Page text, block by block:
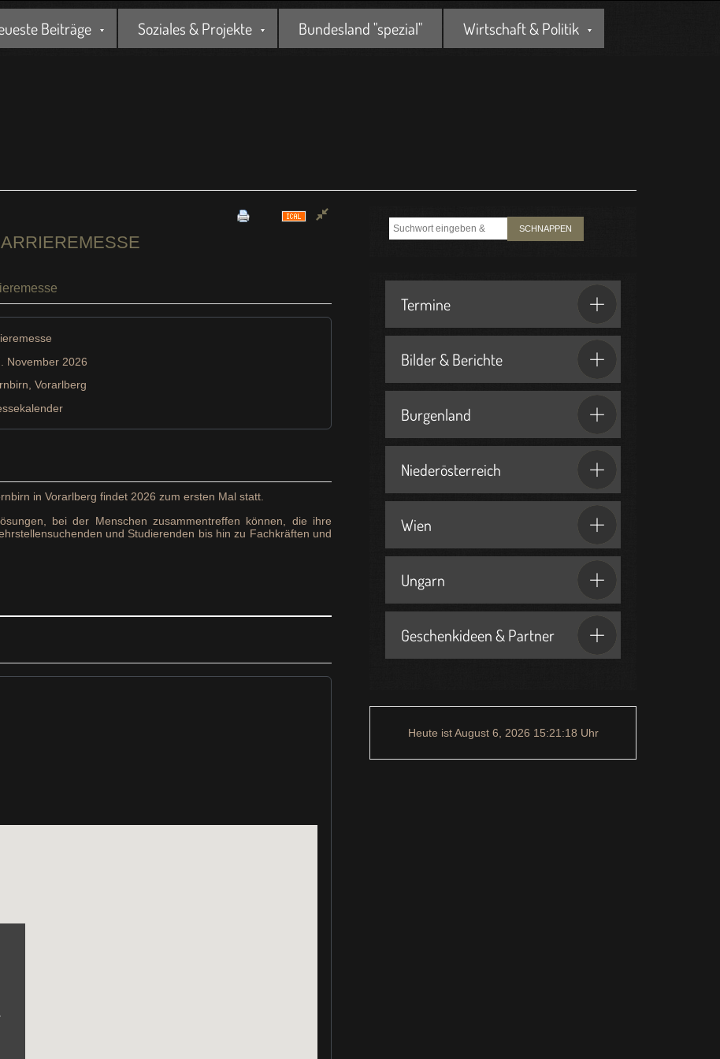
Beiträge Soziales & Projekte Bundesland "spezial" Wirtschaft & Politik
November 2026
Vorarlberg
in Vorarlberg findet 2026 zum ersten Mal statt.
bei der Menschen zusammentreffen können, die ihre
und Studierenden bis hin zu Fachkräften und
SCHNAPPEN
Termine
Bilder & Berichte
Burgenland
Niederösterreich
Wien
Ungarn
Geschenkideen & Partner
Heute istAugust 6, 2026 15:21:19 Uhr